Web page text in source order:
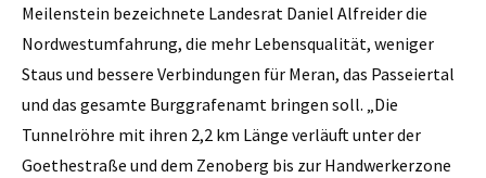
Meilenstein bezeichnete Landesrat Daniel Alfreider die
Nordwestumfahrung, die mehr Lebensqualität, weniger
Staus und bessere Verbindungen für Meran, das Passeiertal
und das gesamte Burggrafenamt bringen soll. „Die
Tunnelröhre mit ihren 2,2 km Länge verläuft unter der
Goethestraße und dem Zenoberg bis zur Handwerkerzone